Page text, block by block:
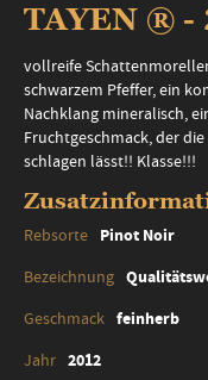
der
springen
TAYEN ® -
vollreife
schwarzem Pfeffer, ein
Nachklang mineralisch,
Fruchtgeschmack, der
schlagen lässt!! Klasse!!!
Zusatzinformation
Pinot Noir
feinherb
2012